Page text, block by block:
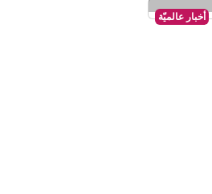
أخبار عالميّة